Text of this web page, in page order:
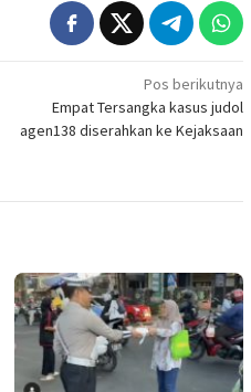
Pos berikutnya
Empat Tersangka kasus judol
agen138 diserahkan ke Kejaksaan